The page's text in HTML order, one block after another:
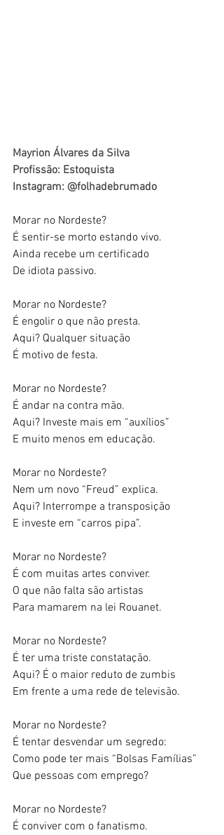
Mayrion Álvares da Silva
Profissão: Estoquista
Instagram: @folhadebrumado
Morar no Nordeste?
É sentir-se morto estando vivo.
Ainda recebe um certificado
De idiota passivo.
Morar no Nordeste?
É engolir o que não presta.
Aqui? Qualquer situação
É motivo de festa.
Morar no Nordeste?
É andar na contra mão.
Aqui? Investe mais em “auxílios”
E muito menos em educação.
Morar no Nordeste?
Nem um novo “Freud” explica.
Aqui? Interrompe a transposição
E investe em “carros pipa”.
Morar no Nordeste?
É com muitas artes conviver.
O que não falta são artistas
Para mamarem na lei Rouanet.
Morar no Nordeste?
É ter uma triste constatação.
Aqui? É o maior reduto de zumbis
Em frente a uma rede de televisão.
Morar no Nordeste?
É tentar desvendar um segredo:
Como pode ter mais “Bolsas Famílias”
Que pessoas com emprego?
Morar no Nordeste?
É conviver com o fanatismo.